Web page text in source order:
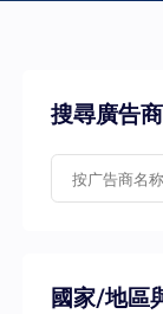
搜尋廣告商
國家/地區